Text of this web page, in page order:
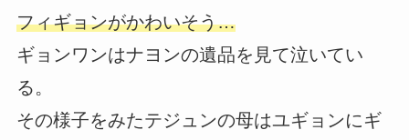
フィギョンがかわいそう…
ギョンワンはナヨンの遺品を見て泣いてい
る。
その様子をみたテジュンの母はユギョンにギ